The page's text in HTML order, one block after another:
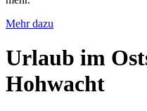
Mehr dazu
Urlaub im
Hohwacht